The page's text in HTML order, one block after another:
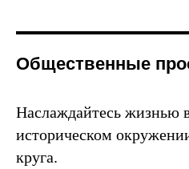
Общественные
Наслаждайтесь жизнью
историческом
круга.